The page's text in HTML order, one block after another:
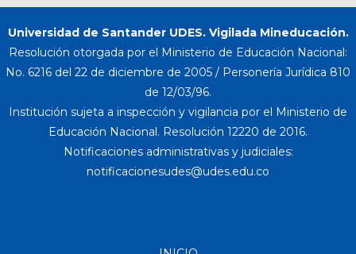
Universidad de Santander UDES. Vigilada Mineducación.
Resolución otorgada por el Ministerio de Educación Nacional:
No. 6216 del 22 de diciembre de 2005 / Personería Jurídica 810
de 12/03/96.
Institución sujeta a inspección y vigilancia por el Ministerio de
Educación Nacional. Resolución 12220 de 2016.
Notificaciones administrativas y judiciales: